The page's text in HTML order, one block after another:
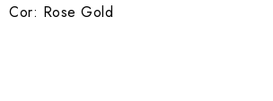
Cor: Rose Gold